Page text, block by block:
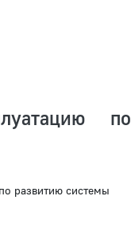
по
развитию системы